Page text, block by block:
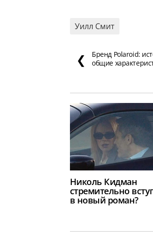
Уилл Смит
❮
Бренд Polaroid:
общие
Николь Кидман
стремительно
в новый роман?